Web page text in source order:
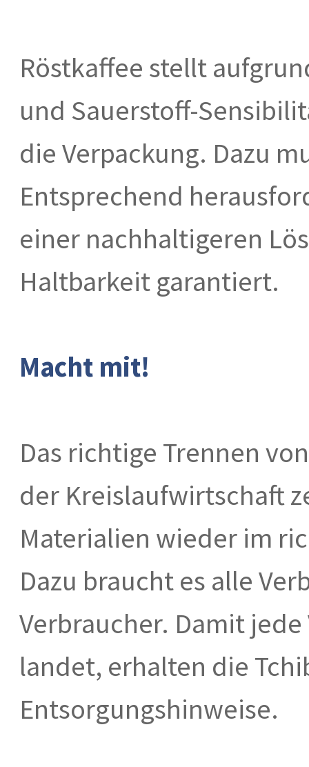
Röstkaffee stellt
und Sauerstoff-
die Verpackung. Dazu
Entsprechend
einer nachhaltigeren
Haltbarkeit garantiert.
Macht mit!
Das richtige Trennen
der Kreislaufwirtschaft
Materialien wieder im
Dazu braucht es alle
Verbraucher. Damit
landet, erhalten die
Entsorgungshinweise.